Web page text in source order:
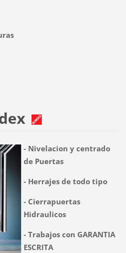
- Nivelacion y centrado
de Puertas
- Herrajes de todo tipo
- Cierrapuertas
Hidraulicos
- Trabajos con GARANTIA
ESCRITA